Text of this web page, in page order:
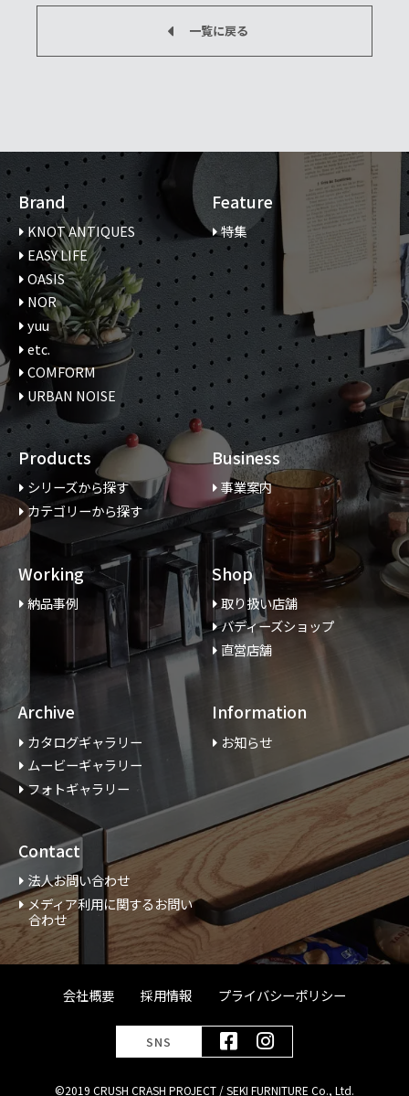
一覧に戻る
Brand
KNOT ANTIQUES
EASY LIFE
OASIS
NOR
yuu
etc.
COMFORM
URBAN NOISE
Feature
特集
Products
シリーズから探す
カテゴリーから探す
Business
事業案内
Working
納品事例
Shop
取り扱い店舗
バディーズショップ
直営店舗
Archive
カタログギャラリー
ムービーギャラリー
フォトギャラリー
Information
お知らせ
Contact
法人お問い合わせ
メディア利用に関するお問い
合わせ
会社概要 採用情報 プライバシーポリシー
SNS
©2019 CRUSH CRASH PROJECT / SEKI FURNITURE Co., Ltd.